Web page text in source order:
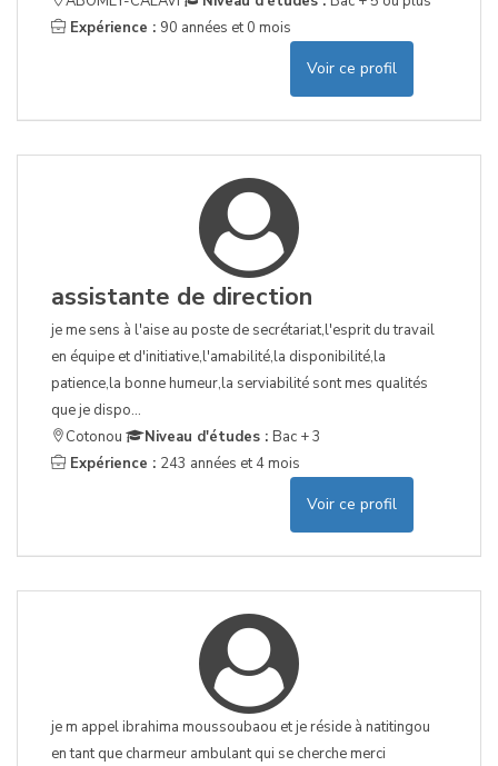
Expérience : 90 années et 0 mois
Voir ce profil
assistante de direction
je me sens à l'aise au poste de secrétariat,l'esprit du travail
en équipe et d'initiative,l'amabilité,la disponibilité,la
patience,la bonne humeur,la serviabilité sont mes qualités
que je dispo...
Cotonou
Niveau d'études : Bac + 3
Expérience : 243 années et 4 mois
Voir ce profil
je m appel ibrahima moussoubaou et je réside à natitingou
en tant que charmeur ambulant qui se cherche merci